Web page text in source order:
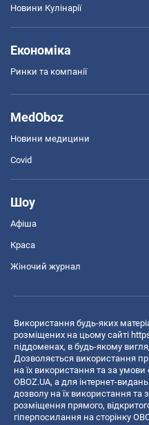
Новини Кулінарії
Економіка
Ринки та компанії
MedOboz
Новини медицини
Covid
Шоу
Афіша
Краса
Жіночий журнал
Використання будь-яких
розміщених на цьому сайті
піддоменах, в будь-якому
Дозволяється використання
на їх використання та за
OBOZ.UA, а для інтернет-
дозволу на їх використання та
розміщення прямого,
гіперпосилання на сторінку